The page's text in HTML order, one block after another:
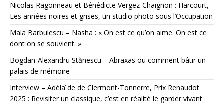
Nicolas Ragonneau et Bénédicte Vergez-Chaignon : Harcourt,
Les années noires et grises, un studio photo sous l’Occupation
Mala Barbulescu – Nasha : « On est ce qu’on aime. On est ce
dont on se souvient. »
Bogdan-Alexandru Stănescu – Abraxas ou comment bâtir un
palais de mémoire
Interview – Adélaïde de Clermont-Tonnerre, Prix Renaudot
2025 : Revisiter un classique, c’est en réalité le garder vivant